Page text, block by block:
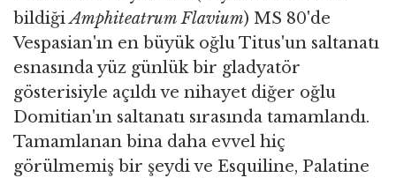
bildiğiAmphiteatrum Flavium) MS 80'de
Vespasian'ın en büyük oğlu Titus'un saltanatı
esnasında yüz günlük bir gladyatör
gösterisiyle açıldı ve nihayet diğer oğlu
Domitian'ın saltanatı sırasında tamamlandı.
Tamamlanan bina daha evvel hiç
görülmemiş bir şeydi ve Esquiline, Palatine